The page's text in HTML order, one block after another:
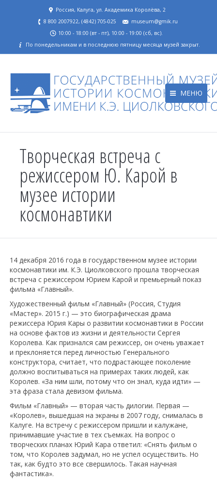
Россия, Калуга, ул. Академика Королёва, 2
8 800 2007922, (4842) 705-025
museum@gmik.ru
10:00 - 18:00 (вт - пт), 10:00 - 19:00 (сб, вс).
По понедельникам и в последнюю пятницу месяца музей закрыт.
МЕНЮ
Творческая встреча с
режиссером Ю. Карой в
музее истории
космонавтики
14 декабря 2016 года в государственном музее истории
космонавтики им. К.Э. Циолковского прошла творческая
встреча с режиссером Юрием Карой и премьерный показ
фильма «Главный».
Художественный фильм «Главный» (Россия, Студия
«Мастер». 2015 г.) — это биографическая драма
режиссера Юрия Кары о развитии космонавтики в России
на основе фактов из жизни и деятельности Сергея
Королева. Как признался сам режиссер, он очень уважает
и преклоняется перед личностью Генерального
конструктора, считает, что подрастающее поколение
должно воспитываться на примерах таких людей, как
Королев. «За ним шли, потому что он знал, куда идти» —
эта фраза стала девизом фильма.
Фильм «Главный» — вторая часть дилогии. Первая —
«Королев», вышедшая на экраны в 2007 году, снималась в
Калуге. На встречу с режиссером пришли и калужане,
принимавшие участие в тех съемках. На вопрос о
творческих планах Юрий Кара ответил: «Снять фильм о
том, что Королев задумал, но не успел осуществить. Но
так, как будто это все свершилось. Такая научная
фантастика».